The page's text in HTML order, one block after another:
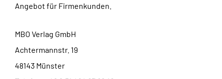
Angebot für Firmenkunden.
MBO Verlag GmbH
Achtermannstr. 19
48143 Münster